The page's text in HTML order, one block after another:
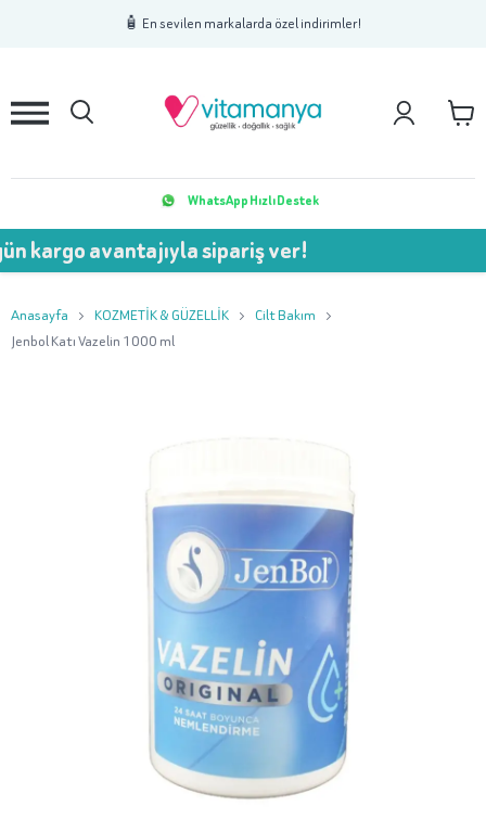
🧴 En sevilen markalarda özel indirimler!
2 3
WhatsApp Hızlı Destek
avantajıyla sipariş ver!
Anasayfa KOZMETİK & GÜZELLİK
Cilt Bakım
Jenbol Katı Vazelin 1000 ml